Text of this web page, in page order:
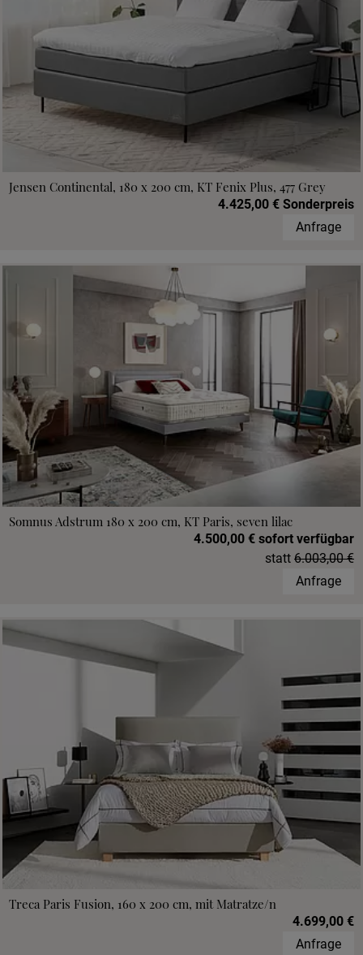
Jensen Continental, 180 x 200 cm, KT Fenix Plus, 477 Grey
4.425,00 € Sonderpreis
Anfrage
Somnus Adstrum 180 x 200 cm, KT Paris, seven lilac
4.500,00 € sofort verfügbar
statt 6.003,00 €
Anfrage
Treca Paris Fusion, 160 x 200 cm, mit Matratze/n
4.699,00 €
Anfrage